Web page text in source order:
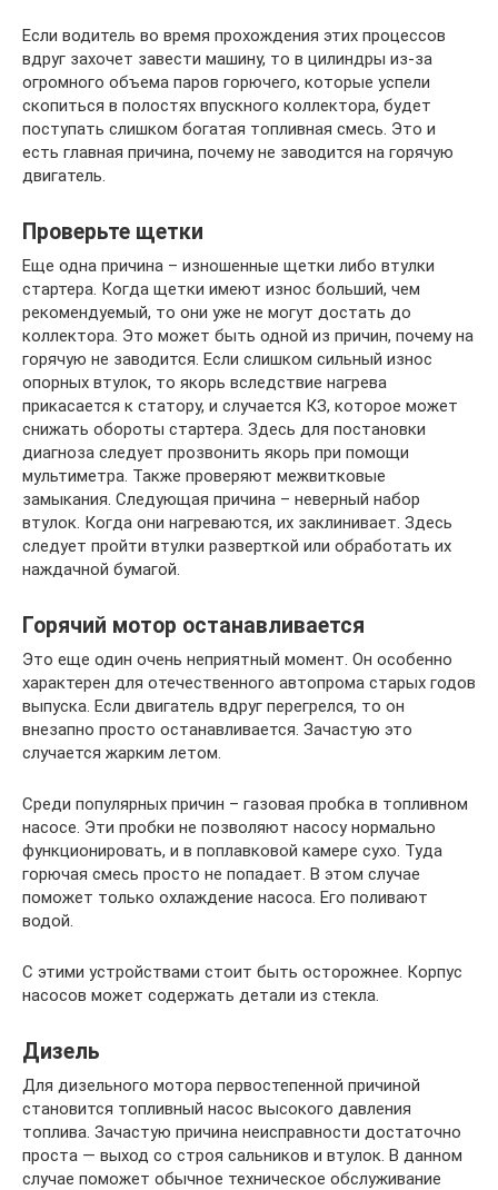
Если водитель во время прохождения этих процессов
вдруг захочет завести машину, то в цилиндры из-за
огромного объема паров горючего, которые успели
скопиться в полостях впускного коллектора, будет
поступать слишком богатая топливная смесь. Это и
есть главная причина, почему не заводится на горячую
двигатель.
Проверьте щетки
Еще одна причина – изношенные щетки либо втулки
стартера. Когда щетки имеют износ больший, чем
рекомендуемый, то они уже не могут достать до
коллектора. Это может быть одной из причин, почему на
горячую не заводится. Если слишком сильный износ
опорных втулок, то якорь вследствие нагрева
прикасается к статору, и случается КЗ, которое может
снижать обороты стартера. Здесь для постановки
диагноза следует прозвонить якорь при помощи
мультиметра. Также проверяют межвитковые
замыкания. Следующая причина – неверный набор
втулок. Когда они нагреваются, их заклинивает. Здесь
следует пройти втулки разверткой или обработать их
наждачной бумагой.
Горячий мотор останавливается
Это еще один очень неприятный момент. Он особенно
характерен для отечественного автопрома старых годов
выпуска. Если двигатель вдруг перегрелся, то он
внезапно просто останавливается. Зачастую это
случается жарким летом.
Среди популярных причин – газовая пробка в топливном
насосе. Эти пробки не позволяют насосу нормально
функционировать, и в поплавковой камере сухо. Туда
горючая смесь просто не попадает. В этом случае
поможет только охлаждение насоса. Его поливают
водой.
С этими устройствами стоит быть осторожнее. Корпус
насосов может содержать детали из стекла.
Дизель
Для дизельного мотора первостепенной причиной
становится топливный насос высокого давления
топлива. Зачастую причина неисправности достаточно
проста — выход со строя сальников и втулок. В данном
случае поможет обычное техническое обслуживание